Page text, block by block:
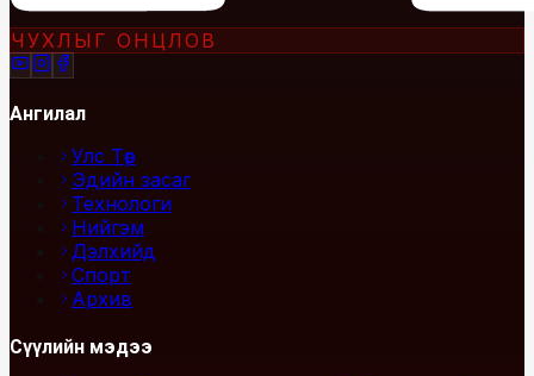
ЧУХЛЫГ ОНЦЛОВ
Ангилал
Улс Төр
Эдийн засаг
Технологи
Нийгэм
Дэлхийд
Спорт
Архив
Сүүлийн мэдээ